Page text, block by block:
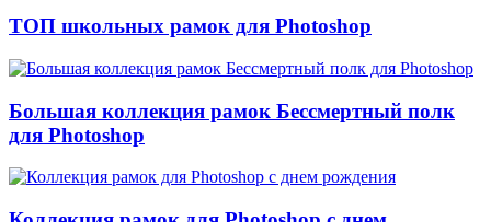
ТОП школьных рамок для Photoshop
Большая коллекция рамок Бессмертный полк
для Photoshop